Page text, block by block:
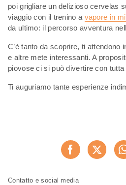
poi grigliare un delizioso cervelas
viaggio con il trenino a vapore in
da ultimo: il percorso avventura
C’è tanto da scoprire, ti attendono
e altre mete interessanti. A
piovose ci si può divertire con tutta
Ti auguriamo tante esperienze
Piè
Navigazione
Contatto e social media